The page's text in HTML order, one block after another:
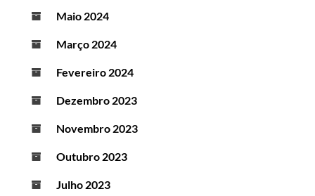
Maio 2024
Março 2024
Fevereiro 2024
Dezembro 2023
Novembro 2023
Outubro 2023
Julho 2023